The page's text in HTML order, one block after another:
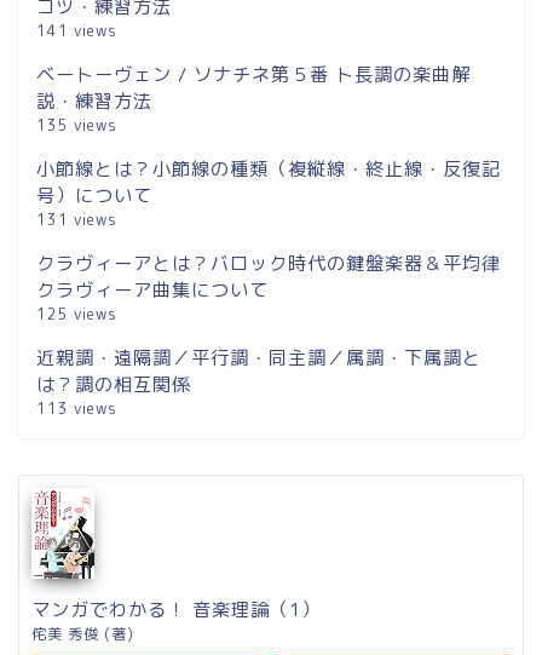
コツ・練習方法
141 views
ベートーヴェン / ソナチネ第５番 ト長調の楽曲解
説・練習方法
135 views
小節線とは？小節線の種類（複縦線・終止線・反復記
号）について
131 views
クラヴィーアとは？バロック時代の鍵盤楽器＆平均律
クラヴィーア曲集について
125 views
近親調・遠隔調／平行調・同主調／属調・下属調と
は？調の相互関係
113 views
マンガでわかる！ 音楽理論（1）
侘美 秀俊 (著)